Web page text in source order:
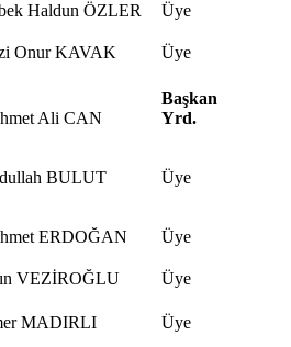
Haldun ÖZLER Üye
Onur KAVAK Üye
Ali CAN
Başkan
Yrd.
BULUT Üye
ERDOĞAN Üye
VEZİROĞLU Üye
MADIRLI Üye